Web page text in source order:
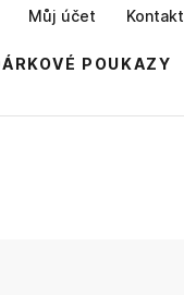
Kontakt
Můj účet
POUKAZY